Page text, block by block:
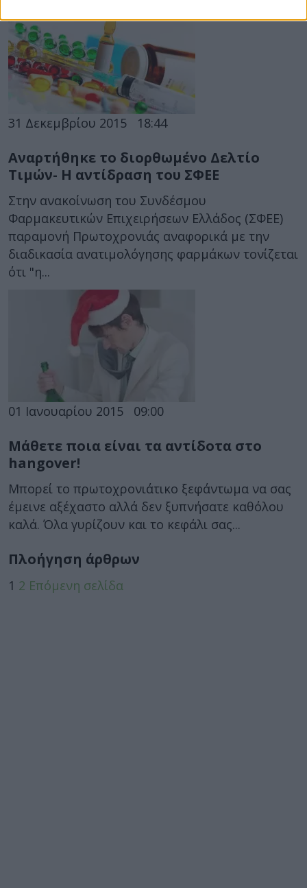
31 Δεκεμβρίου 2015 18:44
Αναρτήθηκε το διορθωμένο Δελτίο
Τιμών- Η αντίδραση του ΣΦΕΕ
Στην ανακοίνωση του Συνδέσμου
Φαρμακευτικών Επιχειρήσεων Ελλάδος (ΣΦΕΕ)
παραμονή Πρωτοχρονιάς αναφορικά με την
διαδικασία ανατιμολόγησης φαρμάκων τονίζεται
ότι "η...
01 Ιανουαρίου 2015 09:00
Μάθετε ποια είναι τα αντίδοτα στο
hangover!
Μπορεί το πρωτοχρονιάτικο ξεφάντωμα να σας
έμεινε αξέχαστο αλλά δεν ξυπνήσατε καθόλου
καλά. Όλα γυρίζουν και το κεφάλι σας...
Πλοήγηση άρθρων
1 2 Επόμενη σελίδα